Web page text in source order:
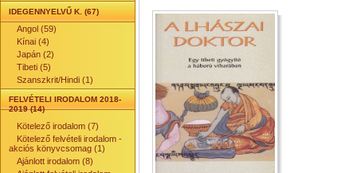
IDEGENNYELVŰ K. (67)
Angol (59)
Kínai (4)
Japán (2)
Tibeti (5)
Szanszkrit/Hindi (1)
FELVÉTELI IRODALOM 2018-
2019 (14)
Kötelező irodalom (7)
Kötelező felvételi irodalom -
akciós könyvcsomag (1)
Ajánlott irodalom (8)